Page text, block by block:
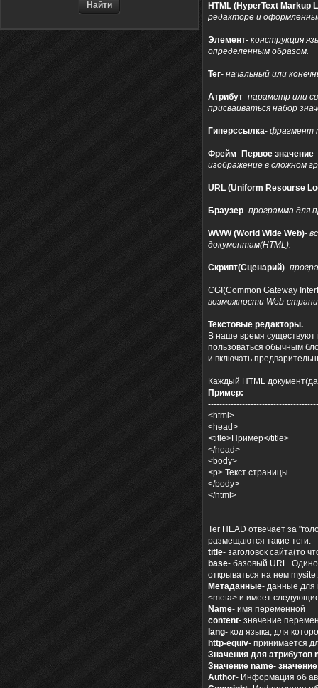
HTML (HyperText Markup
редакторе и
Элемент- конструкция
определенным образом.
Тег- начальный или
Атрибут- параметр или
присваиваться набор
Гиперссылка- фрагмент
Фрейм- Первое значение-
изображение в сложном
URL (Uniform Resourse
Браузер- программа для
WWW (World Wide Web)-
документам(HTML).
Скрипт(Сценарий)-
CGI(Common Gateway
возможности Web-
Текстовые редакторы.
В наше время существуют
пользоваться обычным
и включать
Каждый HTML
Пример:
<html>
<head>
<title>Пример</title>
</head>
<body>
<p> Текст страницы
</body>
</html>
Тег HEAD отвечает за
размещаются такие теги:
title- заголовок сайта(то
base- базовый URL.
открываться на нем
Метаданные- данные для
<meta> и имеет
Name- имя переменной
content- значение
lang- код языка, для
http-equiv- принимается
Значения для атрибутов
Значение name-
Author- Информация об